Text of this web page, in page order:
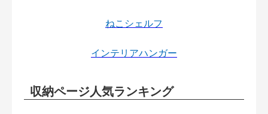
ねこシェルフ
インテリアハンガー
収納ページ人気ランキング